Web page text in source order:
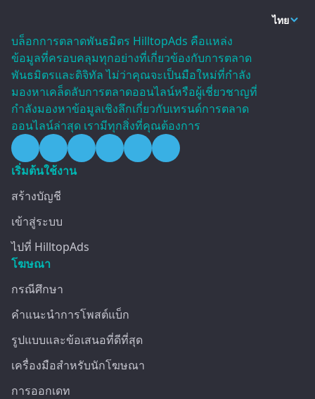
ไทย
บล็อกการตลาดพันธมิตร HilltopAds คือแหล่ง
ข้อมูลที่ครอบคลุมทุกอย่างที่เกี่ยวข้องกับการตลาด
พันธมิตรและดิจิทัล ไม่ว่าคุณจะเป็นมือใหม่ที่กำลัง
มองหาเคล็ดลับการตลาดออนไลน์หรือผู้เชี่ยวชาญที่
กำลังมองหาข้อมูลเชิงลึกเกี่ยวกับเทรนด์การตลาด
ออนไลน์ล่าสุด เรามีทุกสิ่งที่คุณต้องการ
เริ่มต้นใช้งาน
สร้างบัญชี
เข้าสู่ระบบ
ไปที่ HilltopAds
โฆษณา
กรณีศึกษา
คำแนะนำการโพสต์แบ็ก
รูปแบบและข้อเสนอที่ดีที่สุด
เครื่องมือสำหรับนักโฆษณา
การออกเดท